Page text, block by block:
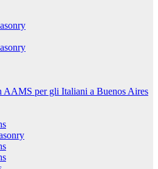
AAMS per gli Italiani a Buenos Aires